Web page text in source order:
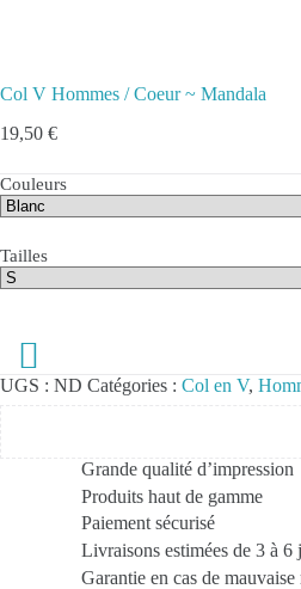
Col V Hommes / Coeur ~ Mandala
19,50 €
Couleurs
Tailles
UGS : ND Catégories : Col en V,
Grande qualité d’impression
Produits haut de gamme
Paiement sécurisé
Livraisons estimées de 3 à 6
Garantie en cas de mauvaise